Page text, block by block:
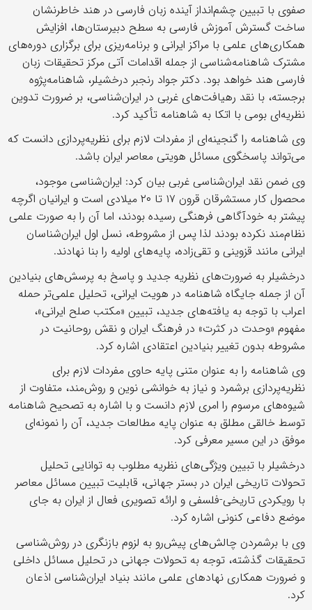
صفوی با تبیین چشم‌انداز آینده زبان فارسی در هند خاطرنشان
ساخت گسترش آموزش فارسی به سطح دبیرستان‌ها،‌ افزایش
همکاری‌های علمی با مراکز ایرانی و برنامه‌ریزی برای برگزاری دوره‌های
مشترک شاهنامه‌شناسی از جمله اقدامات آتی مرکز تحقیقات زبان
فارسی هند خواهد بود. دکتر جواد رنجبر درخشیلر، شاهنامه‌پژوه
برجسته، با نقد رهیافت‌های غربی در ایران‌شناسی، بر ضرورت تدوین
نظریه‌ای بومی با اتکا به شاهنامه تأکید کرد.
وی شاهنامه را گنجینه‌ای از مفردات لازم برای نظریه‌پردازی دانست که
می‌تواند پاسخگوی مسائل هویتی معاصر ایران باشد.
وی ضمن نقد ایران‌شناسی غربی بیان کرد: ایران‌شناسی موجود،
محصول کار مستشرقان قرون ۱۷ تا ۲۰ میلادی است و ایرانیان اگرچه
پیشتر به خودآگاهی فرهنگی رسیده بودند، اما آن را به صورت علمی
نظام‌مند نکرده بودند لذا پس از مشروطه، نسل اول ایران‌شناسان
ایرانی مانند قزوینی و تقی‌زاده، پایه‌های اولیه را بنا نهادند.
درخشیلر به ضرورت‌های نظریه جدید و پاسخ به پرسش‌های بنیادین
آن از جمله جایگاه شاهنامه در هویت ایرانی، تحلیل علمی‌تر حمله
اعراب با توجه به یافته‌های جدید، تبیین «مکتب صلح ایرانی»،
مفهوم «وحدت در کثرت» در فرهنگ ایران و نقش روحانیت در
مشروطه بدون تغییر بنیادین اعتقادی اشاره کرد.
وی شاهنامه را به عنوان متنی پایه حاوی مفردات لازم برای
نظریه‌پردازی برشمرد و نیاز به خوانشی نوین و روش‌مند، متفاوت از
شیوه‌های مرسوم را امری لازم دانست و با اشاره به تصحیح شاهنامه
توسط خالقی مطلق به عنوان پایه مطالعات جدید، آن را نمونه‌ای
موفق در این مسیر معرفی کرد.
درخشیلر با تبیین ویژگی‌های نظریه مطلوب به توانایی تحلیل
تحولات تاریخی ایران در بستر جهانی، قابلیت تبیین مسائل معاصر
با رویکردی تاریخی-فلسفی و ارائه تصویری فعال از ایران به جای
موضع دفاعی کنونی اشاره کرد.
وی با برشمردن چالش‌های پیش‌رو به لزوم بازنگری در روش‌شناسی
تحقیقات گذشته، توجه به تحولات جهانی در تحلیل مسائل داخلی
و ضرورت همکاری نهادهای علمی مانند بنیاد ایران‌شناسی اذعان
کرد.